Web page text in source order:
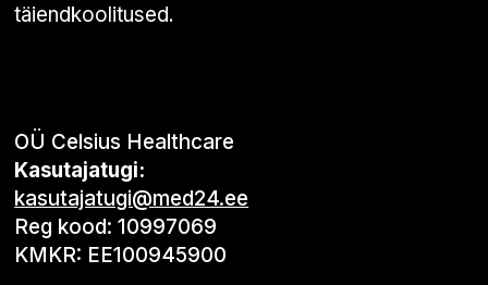
täiendkoolitused.
OÜ Celsius Healthcare
Kasutajatugi:
kasutajatugi@med24.ee
Reg kood: 10997069
KMKR: EE100945900